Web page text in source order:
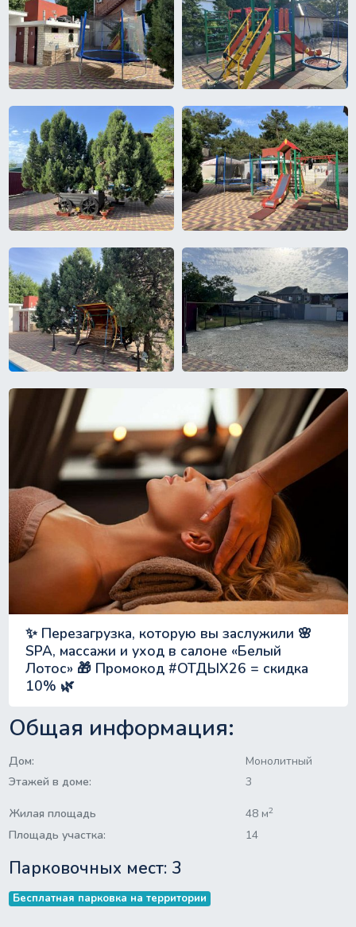
✨ Перезагрузка, которую вы заслужили 🌸
SPA, массажи и уход в салоне «Белый
Лотос» 🎁 Промокод #ОТДЫХ26 = скидка
10% 🌿
Общая информация:
Дом:
Монолитный
Этажей в доме:
3
Жилая площадь 48 м2
Площадь участка: 14
Парковочных мест: 3
Бесплатная парковка на территории